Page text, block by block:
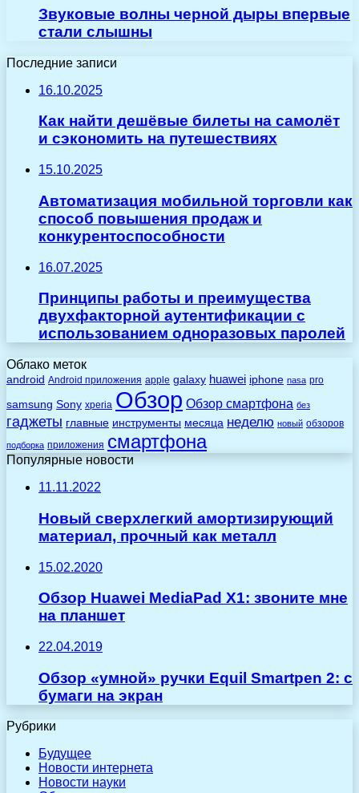
Звуковые волны черной дыры впервые
стали слышны
Последние записи
16.10.2025
Как найти дешёвые билеты на самолёт
и сэкономить на путешествиях
15.10.2025
Автоматизация мобильной торговли как
способ повышения продаж и
конкурентоспособности
16.07.2025
Принципы работы и преимущества
двухфакторной аутентификации с
использованием одноразовых паролей
Облако меток
android Android приложения apple galaxy huawei iphone nasa pro
samsung Sony xperia Обзор Обзор смартфона без
гаджеты главные инструменты месяца неделю новый обзоров
подборка приложения смартфона
Популярные новости
11.11.2022
Новый сверхлегкий амортизирующий
материал, прочный как металл
15.02.2020
Обзор Huawei MediaPad X1: звоните мне
на планшет
22.04.2019
Обзор «умной» ручки Equil Smartpen 2: с
бумаги на экран
Рубрики
Будущее
Новости интернета
Новости науки